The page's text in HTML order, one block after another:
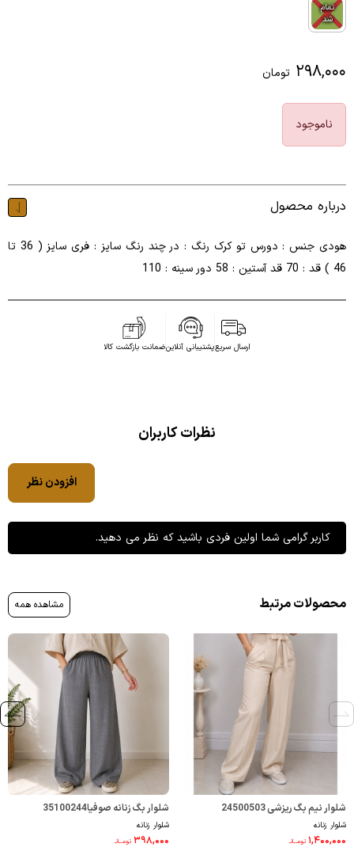
تمام
شد
۲۹۸,۰۰۰ تومان
ناموجود
درباره محصول
هودی جنس : دورس تو کرک رنگ : در چند رنگ سایز : فری سایز ( 36 تا
46 ) قد : 70 قد آستین : 58 دور سینه : 110
ارسال سریعپشتیبانی آنلاینضمانت بازگشت کالا
نظرات کاربران
افزودن نظر
کاربر گرامی شما اولین فردی باشید که نظر می دهید.
محصولات مرتبط مشاهده همه
شلوار نیم بگ ریزشی 24500503
شلوار زنانه
۱,۴۰۰,۰۰۰ تومــانـ
شلوار بگ زنانه صوفیا35100244
شلوار زنانه
۳۹۸,۰۰۰ تومــانـ